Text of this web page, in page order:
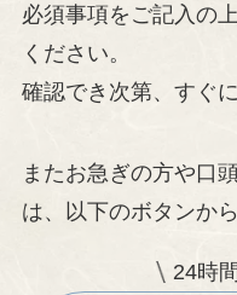
必須事項をご記入の
ください。
確認でき次第、すぐ
またお急ぎの方や口
は、以下のボタンか
24時